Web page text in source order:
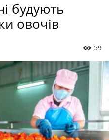
будують
овочів
59